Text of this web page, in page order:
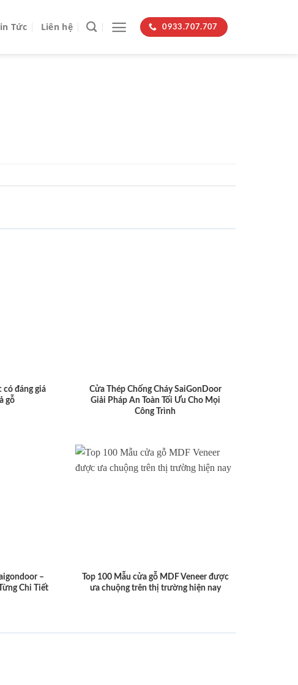
Tức Liên hệ 0933.707.707
có đáng giá
gỗ
Cửa Thép Chống Cháy SaiGonDoor
Giải Pháp An Toàn Tối Ưu Cho Mọi
Công Trình
–
Chi Tiết
Top 100 Mẫu cửa gỗ MDF Veneer được
ưa chuộng trên thị trường hiện nay